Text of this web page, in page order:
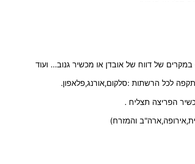
לכל הרשתות :סלקום,אורנג,פלאפון.
והמזרח)